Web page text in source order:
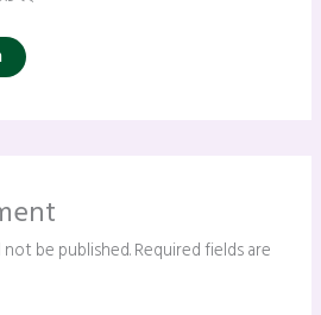
be published.Required fields are